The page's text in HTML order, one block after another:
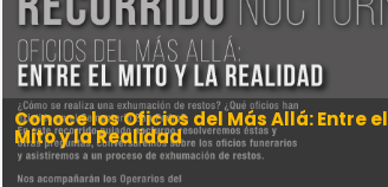
Conoce los Oficios del Más Allá: Entre el
Mito y la Realidad